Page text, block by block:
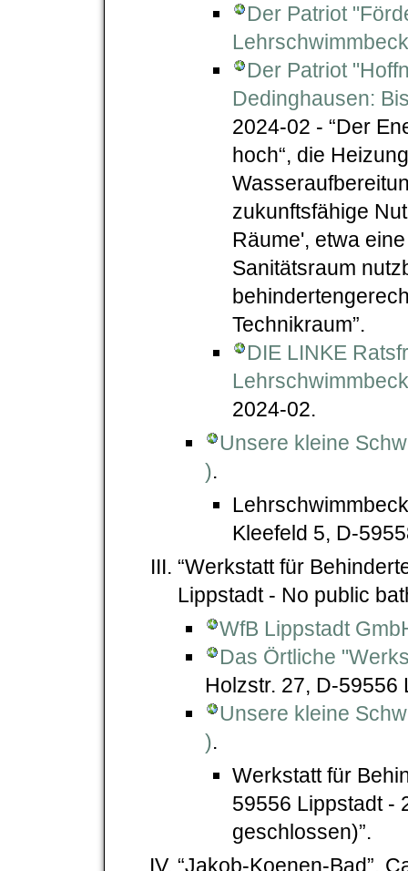
Der Patriot
Der Patriot
Dedinghausen:
2024-02 - “Der
hoch“, die
zukunftsfähige
Räume', etwa
Sanitätsraum
Technikraum”.
DIE LINKE
2024-02.
Unsere kleine
).
Kleefeld 5, D-
“Werkstatt für
Lippstadt - No public
WfB Lippstadt
Das Örtliche
Holzstr. 27, D-59556
Unsere kleine
).
Werkstatt für
59556 Lippstadt -
geschlossen)”.
“Jakob-Koenen-Bad”,